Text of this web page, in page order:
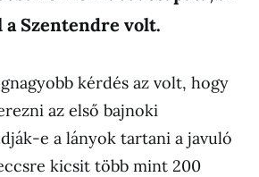
Szentendre volt.
kérdés az volt, hogy
az első bajnoki
e a lányok tartani a javuló
kicsit több mint 200